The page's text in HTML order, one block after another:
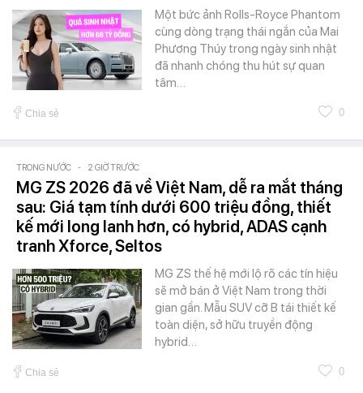
Một bức ảnh Rolls-Royce Phantom
cùng dòng trạng thái ngắn của Mai
Phương Thúy trong ngày sinh nhật
đã nhanh chóng thu hút sự quan
tâm…
Chia sẻ 0
TRONG NƯỚC - 2 GIỜ TRƯỚC
MG ZS 2026 đã về Việt Nam, dễ ra mắt tháng
sau: Giá tạm tính dưới 600 triệu đồng, thiết
kế mới long lanh hơn, có hybrid, ADAS cạnh
tranh Xforce, Seltos
MG ZS thế hệ mới lộ rõ các tín hiệu
sẽ mở bán ở Việt Nam trong thời
gian gần. Mẫu SUV cỡ B tái thiết kế
toàn diện, sở hữu truyền động
hybrid…
Chia sẻ 0